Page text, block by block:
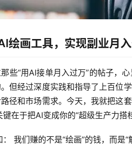
绘画工具，实现副业月入
些“用AI接单月入过万”的帖子，
但经过深度实践和指导了上百位
径和市场需求。今天，我就把这
键在于把AI变成你的“超级生产力搭
我们赚的不是“绘画”的钱，而是“